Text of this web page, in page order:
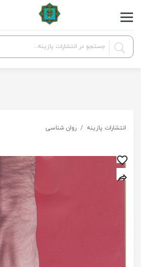
انتشارات پازینه روان شناسی